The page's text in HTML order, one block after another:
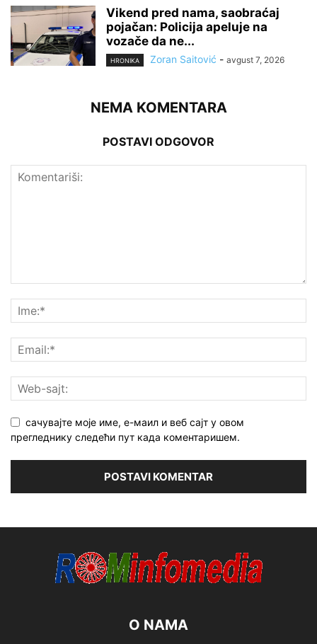
Vikend pred nama, saobraćaj
pojačan: Policija apeluje na
vozače da ne...
HRONIKA Zoran Saitović - avgust 7, 2026
NEMA KOMENTARA
POSTAVI ODGOVOR
сачувајте моје име, е-маил и веб сајт у овом
прегледнику следећи пут када коментаришем.
O NAMA